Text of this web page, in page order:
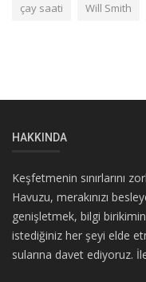
çay saati Will Smith
HAKKINDA
Keşfetmenin sınırlarını
Havuzu, merakınızı
genişletmek, bilgi
istediğiniz her şeyi elde
sularına davet ediyoruz.